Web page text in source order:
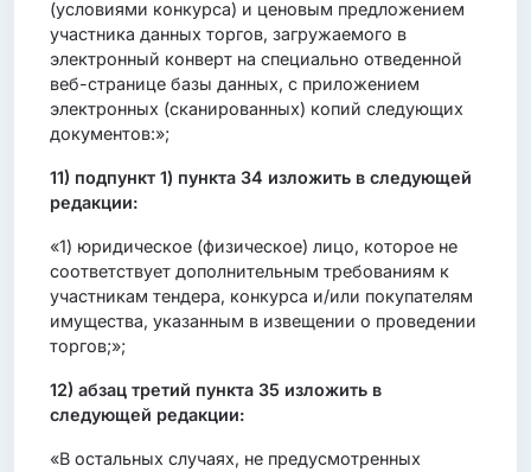
(условиями конкурса) и ценовым предложением
участника данных торгов, загружаемого в
электронный конверт на специально отведенной
веб-странице базы данных, с приложением
электронных (сканированных) копий следующих
документов:»;
11) подпункт 1) пункта 34 изложить в следующей
редакции:
«1) юридическое (физическое) лицо, которое не
соответствует дополнительным требованиям к
участникам тендера, конкурса и/или покупателям
имущества, указанным в извещении о проведении
торгов;»;
12) абзац третий пункта 35 изложить в
следующей редакции:
«В остальных случаях, не предусмотренных